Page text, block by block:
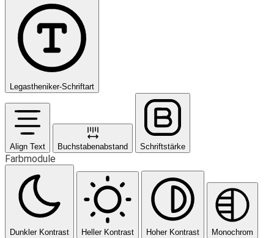
Legastheniker-Schriftart
Align Text Buchstabenabstand Schriftstärke
Farbmodule
Dunkler Kontrast Heller Kontrast Hoher Kontrast Monochrom